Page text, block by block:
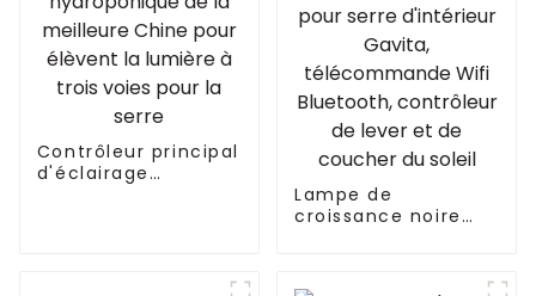
Contrôleur principal
d'éclairage
Lampe de
croissance noire